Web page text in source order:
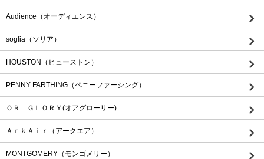
Audience（オーディエンス）
soglia（ソリア）
HOUSTON（ヒューストン）
PENNY FARTHING（ペニーファーシング）
ＯＲ ＧＬＯＲＹ(オアグローリー)
ＡｒｋＡｉｒ（アークエア）
MONTGOMERY（モンゴメリー）